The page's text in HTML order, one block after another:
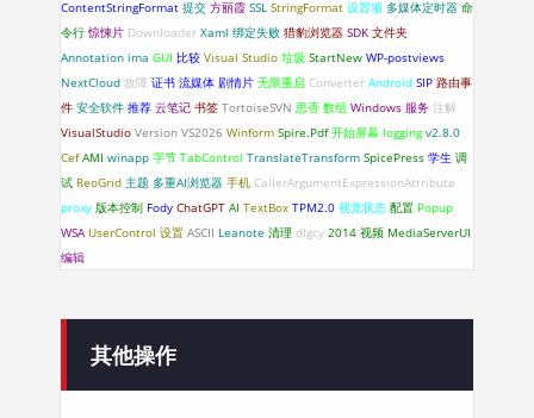
ContentStringFormat 提交 方丽霞 SSL StringFormat 设置项 多媒体定时器 命
令行 惊悚片 Downloader Xaml 绑定失败 猎豹浏览器 SDK 文件夹
Annotation ima GUI 比较 Visual Studio 垃圾 StartNew WP-postviews
NextCloud 故障 证书 流媒体 剧情片 无限重启 Converter Android SIP 路由事
件 安全软件 推荐 云笔记 书签 TortoiseSVN 思否 数组 Windows 服务 注解
VisualStudio Version VS2026 Winform Spire.Pdf 开始屏幕 logging v2.8.0
Cef AMI winapp 字节 TabControl TranslateTransform SpicePress 学生 调
试 ReoGrid 主题 多重AI浏览器 手机 CallerArgumentExpressionAttribute
proxy 版本控制 Fody ChatGPT AI TextBox TPM2.0 视觉状态 配置 Popup
WSA UserControl 设置 ASCII Leanote 清理 dlgcy 2014 视频 MediaServerUI
编辑
其他操作